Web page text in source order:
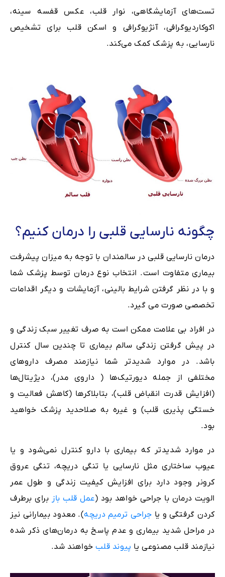
تست‌های آزمایشگاهی، نوار قلب، عکس قفسه سینه،
اکوکاردیوگرافی، آنژیوگرافی و اسکن قلب برای تشخیص
نارسایی، به پزشک کمک می‌کند.
چگونه نارسایی قلبی را درمان کنیم؟
درمان نارسایی قلبی در سالمندان با توجه به میزان پیشرفت
بیماری متفاوت است. انتخاب نوع درمان توسط پزشک شما
و با در نظر گرفتن شرایط بالینی، آزمایشات و دیگر اقدامات
تخصصی صورت می گیرد.
در افراد بی علامت ممکن است به صرف تغییر سبک زندگی و
در پیش گرفتن زندگی سالم بیماری تا چندین سال کنترل
باشد. در موارد شدیدتر شما نیازمند مصرف داروهای
مختلفی از جمله دیورتیک‌ها ( داروی مدر)، دیژیتال‌ها
(افزایش قدرت انقباض قلب)، بتابلاکرها (کاهش فعالیت و
خستگی پذیری قلب) و غیره به صلاحدید پزشک خواهید
بود.
در موارد شدیدتر که بیماری با دارو کنترل نمی‌شود و یا
عیوب ساختاری مثل نارسایی یا تنگی دریچه، تنگی عروق
کرونر وجود دارد برای افزایش کیفیت زندگی و طول عمر
الویت درمان با جراحی خواهد بود (عمل قلب باز برای برطرف
کردن گرفتگی و یا جراحی ترمیم دریچه). معدود بیمارانی نیز
در مراحل شدید بیماری و عدم پاسخ به درمان‌های ذکر شده
نیازمند قلب مصنوعی یا پیوند قلبخواهند شد.